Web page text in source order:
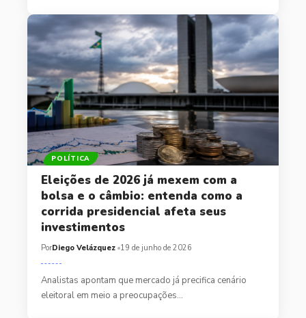
POLÍTICA
Eleições de 2026 já mexem com a
bolsa e o câmbio: entenda como a
corrida presidencial afeta seus
investimentos
PorDiego Velázquez 19 de junho de 2026
Analistas apontam que mercado já precifica cenário
eleitoral em meio a preocupações…